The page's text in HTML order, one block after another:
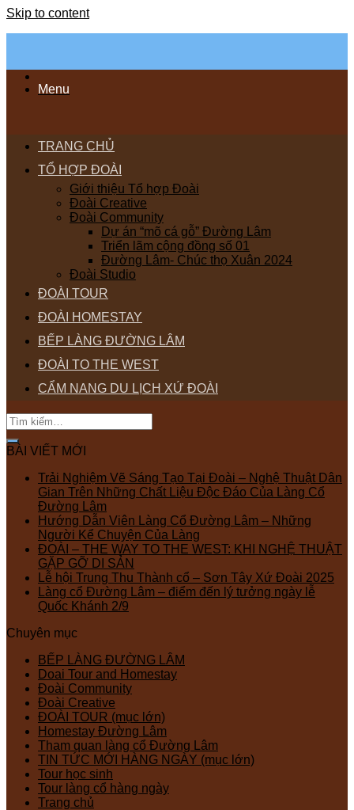
Skip to content
Menu
TRANG CHỦ
TỔ HỢP ĐOÀI
Giới thiệu Tổ hợp Đoài
Đoài Creative
Đoài Community
Dự án “mõ cá gỗ” Đường Lâm
Triển lãm cộng đồng số 01
Đường Lâm- Chúc thọ Xuân 2024
Đoài Studio
ĐOÀI TOUR
ĐOÀI HOMESTAY
BẾP LÀNG ĐƯỜNG LÂM
ĐOÀI TO THE WEST
CẨM NANG DU LỊCH XỨ ĐOÀI
BÀI VIẾT MỚI
Trải Nghiệm Vẽ Sáng Tạo Tại Đoài – Nghệ Thuật Dân
Gian Trên Những Chất Liệu Độc Đáo Của Làng Cổ
Đường Lâm
Hướng Dẫn Viên Làng Cổ Đường Lâm – Những
Người Kể Chuyện Của Làng
ĐOÀI – THE WAY TO THE WEST: KHI NGHỆ THUẬT
GẶP GỠ DI SẢN
Lễ hội Trung Thu Thành cổ – Sơn Tây Xứ Đoài 2025
Làng cổ Đường Lâm – điểm đến lý tưởng ngày lễ
Quốc Khánh 2/9
Chuyên mục
BẾP LÀNG ĐƯỜNG LÂM
Doai Tour and Homestay
Đoài Community
Đoài Creative
ĐOÀI TOUR (mục lớn)
Homestay Đường Lâm
Tham quan làng cổ Đường Lâm
TIN TỨC MỚI HÀNG NGÀY (mục lớn)
Tour học sinh
Tour làng cổ hàng ngày
Trang chủ